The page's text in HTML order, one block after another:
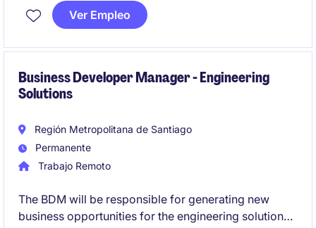
será garantizar la satisfacción del cliente y alcanzar
los objetivos de ventas.
Ver Empleo
Business Developer Manager - Engineering
Solutions
Región Metropolitana de Santiago
Permanente
Trabajo Remoto
The BDM will be responsible for generating new
business opportunities for the engineering solutions